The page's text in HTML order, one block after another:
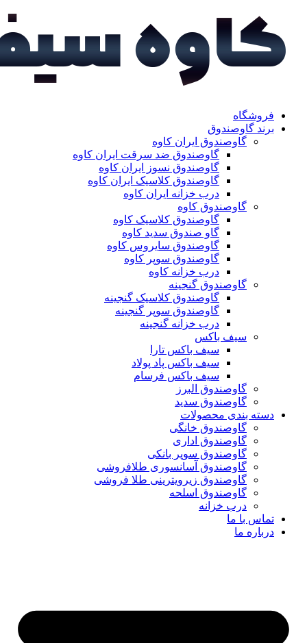
فروشگاه
برند گاوصندوق
گاوصندوق ایران کاوه
گاوصندوق ضد سرقت ایران کاوه
گاوصندوق نسوز ایران کاوه
گاوصندوق کلاسیک ایران کاوه
درب خزانه ایران کاوه
گاوصندوق کاوه
گاوصندوق کلاسیک کاوه
گاو صندوق سدید کاوه
گاوصندوق سایروس کاوه
گاوصندوق سوپر کاوه
درب خزانه کاوه
گاوصندوق گنجینه
گاوصندوق کلاسیک گنجینه
گاوصندوق سوپر گنجینه
درب خزانه گنجینه
سیف باکس
سیف باکس تارا
سیف باکس پاد پولاد
سیف باکس فرسام
گاوصندوق البرز
گاوصندوق سدید
دسته بندی محصولات
گاوصندوق خانگی
گاوصندوق اداری
گاوصندوق سوپر بانکی
گاوصندوق آسانسوری طلافروشی
گاوصندوق زیرویترینی طلا فروشی
گاوصندوق اسلحه
درب خزانه
تماس با ما
درباره ما